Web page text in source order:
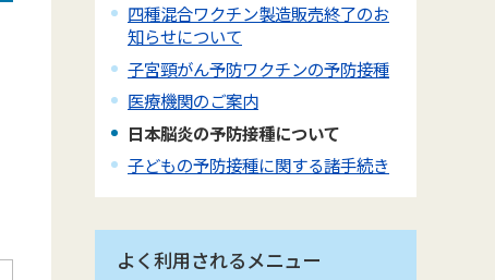
四種混合ワクチン製造販売終了のお
知らせについて
子宮頸がん予防ワクチンの予防接種
医療機関のご案内
日本脳炎の予防接種について
子どもの予防接種に関する諸手続き
よく利用されるメニュー